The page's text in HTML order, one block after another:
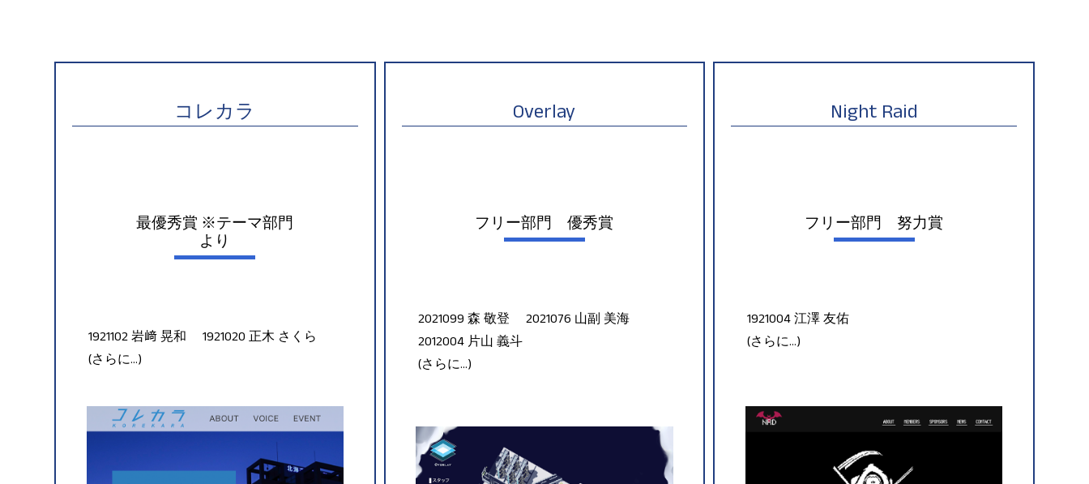
コレカラ
最優秀賞 ※テーマ部門
より
1921102 岩﨑 晃和 1921020 正木 さくら
(さらに…)
Overlay
フリー部門 優秀賞
2021099 森 敬登 2021076 山副 美海
2012004 片山 義斗
(さらに…)
Night Raid
フリー部門 努力賞
1921004 江澤 友佑
(さらに…)